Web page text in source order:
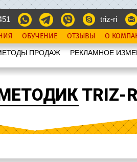
triz-ri
ОБУЧЕНИЕ ОТЗЫВЫ О
ПРОДАЖ РЕКЛАМНОЕ
TRIZ-